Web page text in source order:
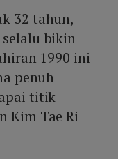
32 tahun,
selalu bikin
1990 ini
penuh
titik
Kim Tae Ri